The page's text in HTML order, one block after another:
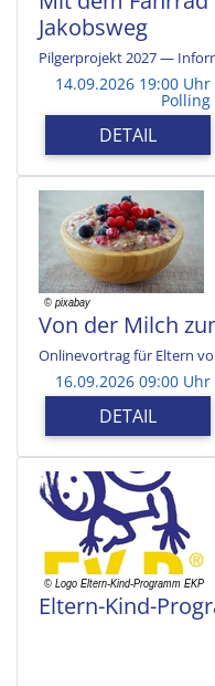
Jakobsweg
Pilgerprojekt 2027 —
14.09.2026 19:00 Uhr
Polling
DETAIL
Von der Milch
Onlinevortrag für Eltern
16.09.2026 09:00 Uhr
DETAIL
Eltern-Kind-